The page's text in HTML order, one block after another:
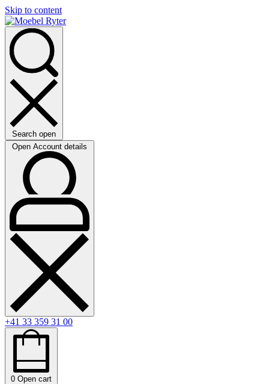
Skip to content
Search open
Open Account details
+41 33 359 31 00
0 Open cart